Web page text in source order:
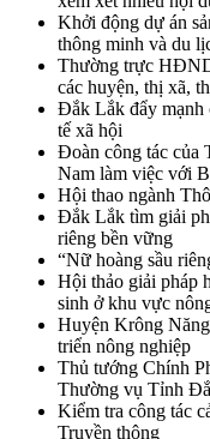
Khởi động dự án
thông minh và du
Thường trực
các huyện, thị xã,
Đắk Lắk đẩy mạnh
tế xã hội
Đoàn công tác của
Nam làm việc với
Hội thao ngành
Đắk Lắk tìm giải
riêng bền vững
“Nữ hoàng sầu
Hội thảo giải pháp
sinh ở khu vực
Huyện Krông
triển nông nghiệp
Thủ tướng Chính
Thường vụ Tỉnh
Kiểm tra công tác
Truyền thông